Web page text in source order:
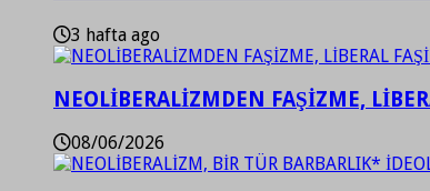
3 hafta ago
NEOLİBERALİZMDEN FAŞİZME,
08/06/2026